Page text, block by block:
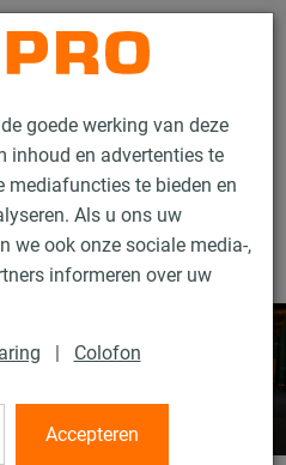
goede werking van deze
inhoud en advertenties te
mediafuncties te bieden en
Als u ons uw
we ook onze sociale media-,
informeren over uw
| Colofon
Accepteren
Contact